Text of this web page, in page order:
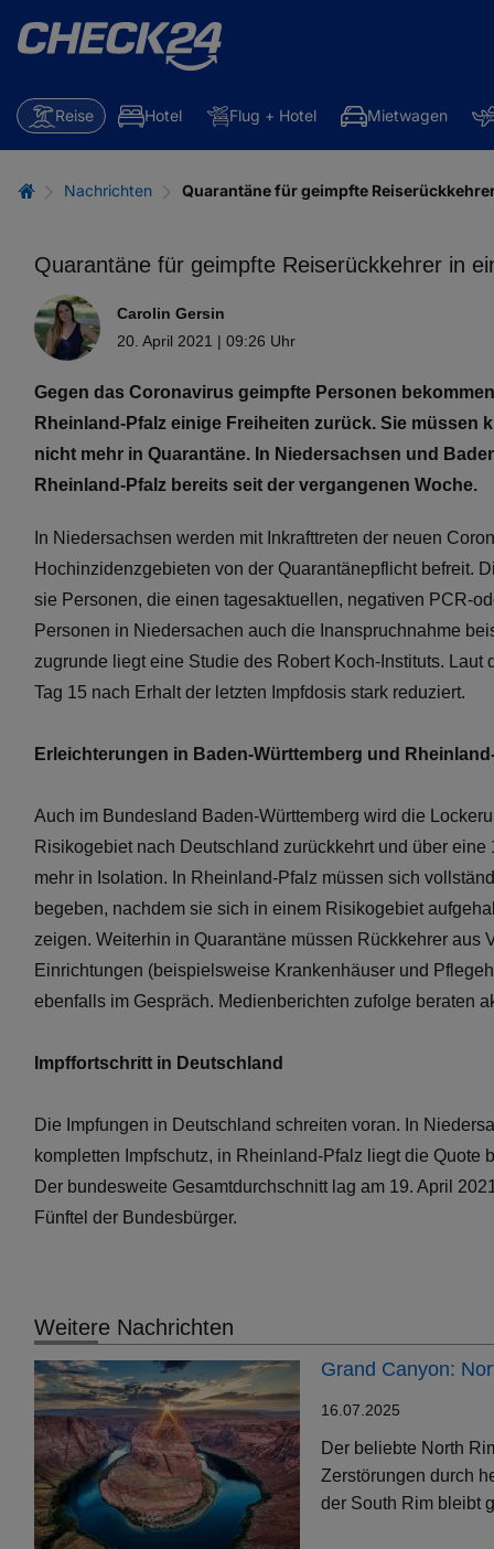
Reise Hotel Flug + Hotel Mietwagen
Nachrichten Quarantäne für geimpfte
Quarantäne für geimpfte Reiserückkehrer in
Carolin Gersin
20. April 2021 | 09:26 Uhr
Gegen das Coronavirus geimpfte Personen
Rheinland-Pfalz einige Freiheiten zurück. Sie
nicht mehr in Quarantäne. In Niedersachsen und
Rheinland-Pfalz bereits seit der vergangenen Woche.
In Niedersachsen werden mit Inkrafttreten der neuen
Hochinzidenzgebieten von der Quarantänepflicht befreit.
sie Personen, die einen tagesaktuellen, negativen PCR-
Personen in Niedersachen auch die Inanspruchnahme
zugrunde liegt eine Studie des Robert Koch-Instituts.
Tag 15 nach Erhalt der letzten Impfdosis stark reduziert.
Erleichterungen in Baden-Württemberg und
Auch im Bundesland Baden-Württemberg wird die
Risikogebiet nach Deutschland zurückkehrt und über
mehr in Isolation. In Rheinland-Pfalz müssen sich
begeben, nachdem sie sich in einem Risikogebiet
zeigen. Weiterhin in Quarantäne müssen Rückkehrer
Einrichtungen (beispielsweise Krankenhäuser und
ebenfalls im Gespräch. Medienberichten zufolge beraten
Impffortschritt in Deutschland
Die Impfungen in Deutschland schreiten voran. In
kompletten Impfschutz, in Rheinland-Pfalz liegt die Quote
Der bundesweite Gesamtdurchschnitt lag am 19. April
Fünftel der Bundesbürger.
Weitere Nachrichten
Grand Canyon:
16.07.2025
Der beliebte North
Zerstörungen durch
der South Rim bleibt